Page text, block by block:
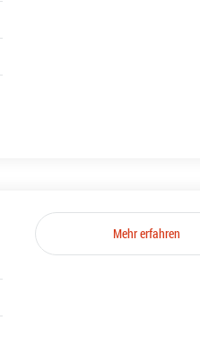
Mehr erfahren